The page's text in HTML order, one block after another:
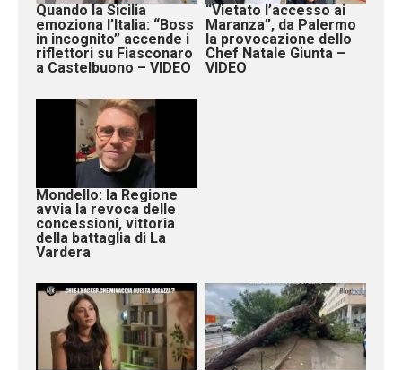
Quando la Sicilia
emoziona l’Italia: “Boss
in incognito” accende i
riflettori su Fiasconaro
a Castelbuono – VIDEO
“Vietato l’accesso ai
Maranza”, da Palermo
la provocazione dello
Chef Natale Giunta –
VIDEO
Mondello: la Regione
avvia la revoca delle
concessioni, vittoria
della battaglia di La
Vardera